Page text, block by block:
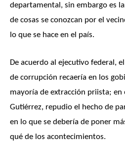
departamental, sin embargo es
de cosas se conozcan por el
lo que se hace en el país.
De acuerdo al ejecutivo federal,
de corrupción recaería en los
mayoría de extracción priista; en
Gutiérrez, repudio el hecho de
en lo que se debería de poner
qué de los acontecimientos.